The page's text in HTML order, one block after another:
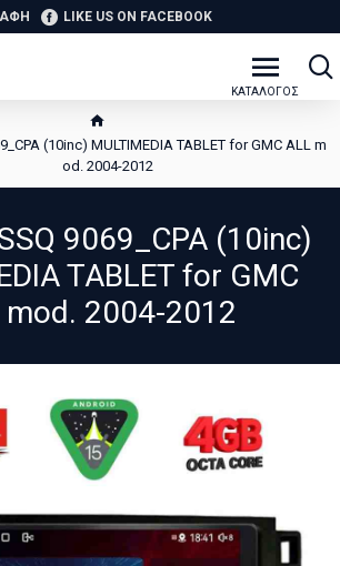
LIKE US ON FACEBOOK
(10inc) MULTIMEDIA TABLET for GMC ALL m
od. 2004-2012
9069_CPA (10inc)
TABLET for GMC
mod. 2004-2012